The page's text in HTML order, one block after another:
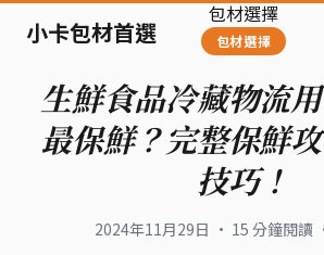
小卡包材首選
包材選擇
包材選擇
生鮮食品冷藏物流
最保鮮？完整保鮮
技巧！
2024年11月29日 · 15 分鐘閱讀